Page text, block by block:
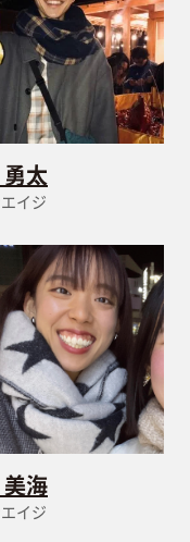
太
イジ
海
イジ